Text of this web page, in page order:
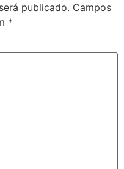
publicado. Campos
*